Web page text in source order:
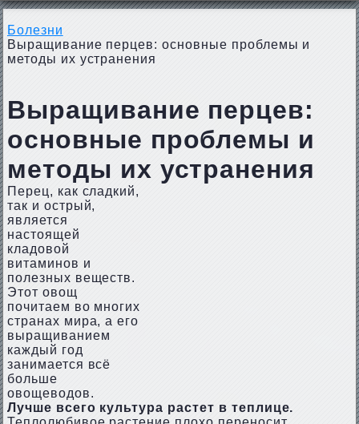
Болезни
Выращивание перцев: основные проблемы и
методы их устранения
Выращивание перцев:
основные проблемы и
методы их устранения
Перец, как сладкий,
так и острый,
является
настоящей
кладовой
витаминов и
полезных веществ.
Этот овощ
почитаем во многих
странах мира, а его
выращиванием
каждый год
занимается всё
больше
овощеводов.
Лучше всего культура растет в теплице.